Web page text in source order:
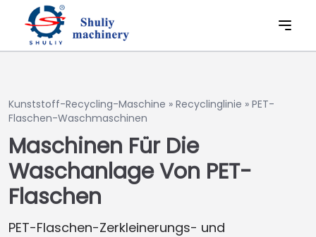
Kunststoff-Recycling-Maschine » Recyclinglinie » PET-
Flaschen-Waschmaschinen
Maschinen Für Die
Waschanlage Von PET-
Flaschen
PET-Flaschen-Zerkleinerungs- und